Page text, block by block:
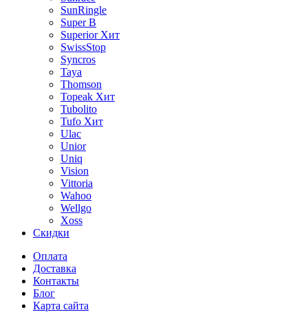
SunRingle
Super B
Superior Хит
SwissStop
Syncros
Taya
Thomson
Topeak Хит
Tubolito
Tufo Хит
Ulac
Unior
Uniq
Vision
Vittoria
Wahoo
Wellgo
Xoss
Скидки
Оплата
Доставка
Контакты
Блог
Карта сайта